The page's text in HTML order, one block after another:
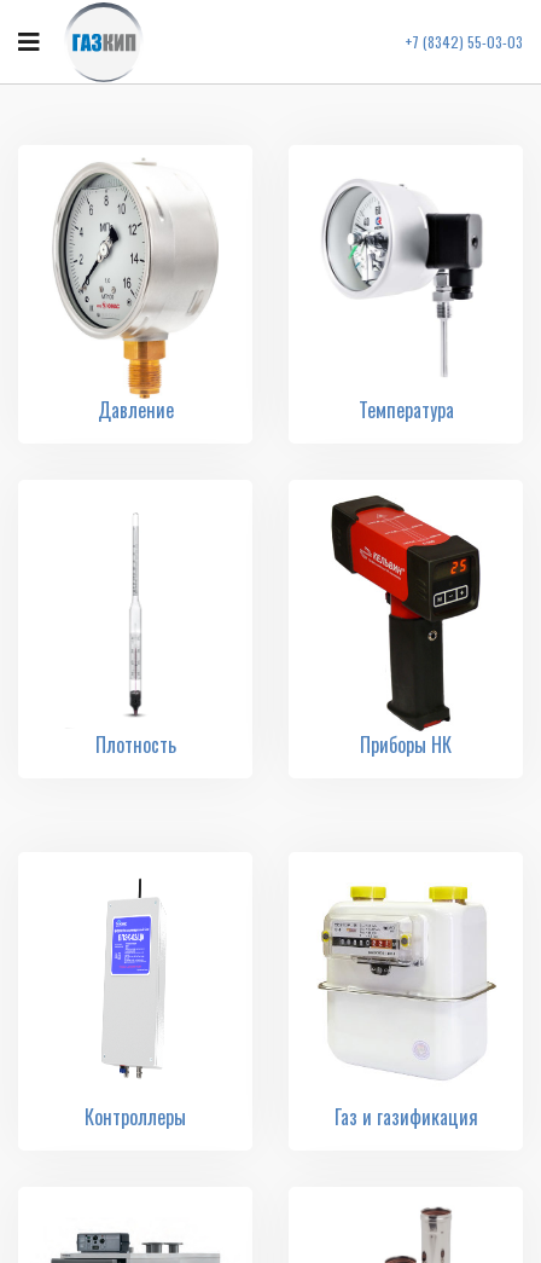
+7 (8342) 55-03-03
Давление Температура
Плотность Приборы НК
Контроллеры Газ и газификация